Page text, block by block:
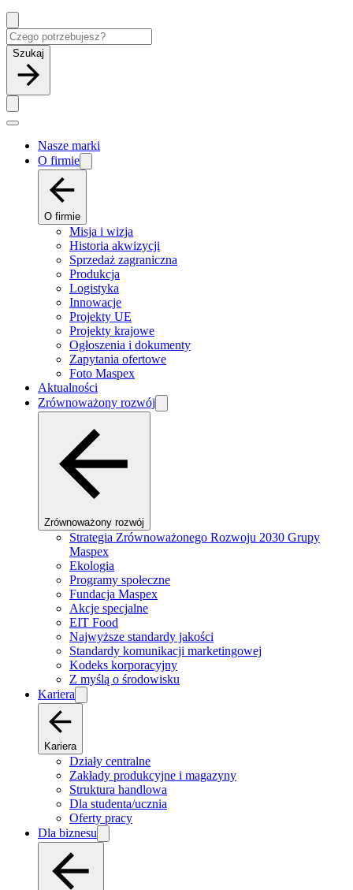
Szukaj
Nasze marki
O firmie
O firmie
Misja i wizja
Historia akwizycji
Sprzedaż zagraniczna
Produkcja
Logistyka
Innowacje
Projekty UE
Projekty krajowe
Ogłoszenia i dokumenty
Zapytania ofertowe
Foto Maspex
Aktualności
Zrównoważony rozwój
Zrównoważony rozwój
Strategia Zrównoważonego Rozwoju 2030 Grupy
Maspex
Ekologia
Programy społeczne
Fundacja Maspex
Akcje specjalne
EIT Food
Najwyższe standardy jakości
Standardy komunikacji marketingowej
Kodeks korporacyjny
Z myślą o środowisku
Kariera
Kariera
Działy centralne
Zakłady produkcyjne i magazyny
Struktura handlowa
Dla studenta/ucznia
Oferty pracy
Dla biznesu